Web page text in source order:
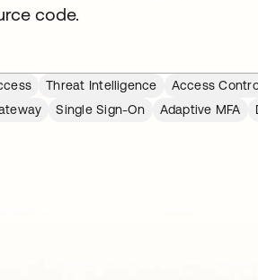
code.
Threat Intelligence Access
Single Sign-On Adaptive MFA